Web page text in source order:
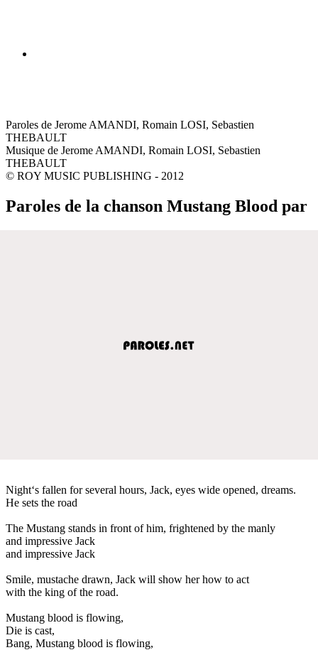
Paroles de Jerome AMANDI, Romain LOSI, Sebastien
THEBAULT
Musique de Jerome AMANDI, Romain LOSI, Sebastien
THEBAULT
© ROY MUSIC PUBLISHING - 2012
Paroles de la chanson Mustang Blood par
Night‘s fallen for several hours, Jack, eyes wide opened, dreams.
He sets the road
The Mustang stands in front of him, frightened by the manly
and impressive Jack
and impressive Jack
Smile, mustache drawn, Jack will show her how to act
with the king of the road.
Mustang blood is flowing,
Die is cast,
Bang, Mustang blood is flowing,